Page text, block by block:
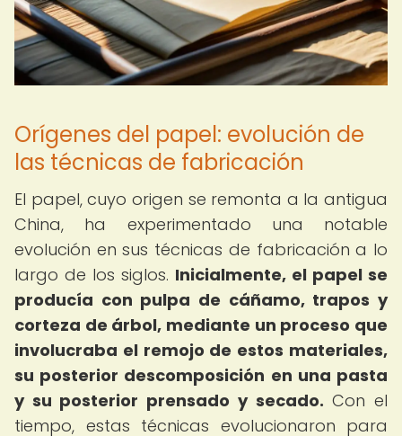
Orígenes del papel: evolución de
las técnicas de fabricación
El papel, cuyo origen se remonta a la antigua
China, ha experimentado una notable
evolución en sus técnicas de fabricación a lo
largo de los siglos. Inicialmente, el papel se
producía con pulpa de cáñamo, trapos y
corteza de árbol, mediante un proceso que
involucraba el remojo de estos materiales,
su posterior descomposición en una pasta
y su posterior prensado y secado. Con el
tiempo, estas técnicas evolucionaron para